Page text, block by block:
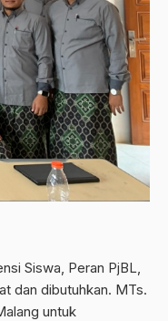
Siswa, Peran PjBL,
dan dibutuhkan. MTs.
untuk